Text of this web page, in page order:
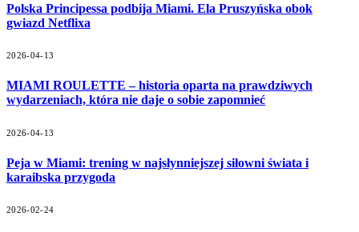
Polska Principessa podbija Miami. Ela Pruszyńska obok
gwiazd Netflixa
2026-04-13
MIAMI ROULETTE – historia oparta na prawdziwych
wydarzeniach, która nie daje o sobie zapomnieć
2026-04-13
Peja w Miami: trening w najsłynniejszej siłowni świata i
karaibska przygoda
2026-02-24